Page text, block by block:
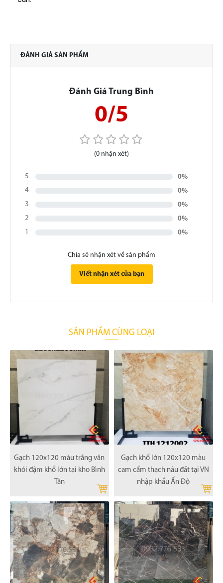
ĐÁNH GIÁ SẢN PHẨM
Đánh Giá Trung Bình
0/5
(0 nhận xét)
5
0%
4
0%
3
0%
2
0%
1
0%
Chia sẻ nhận xét về sản phẩm
Viết nhận xét của bạn
SẢN PHẨM CÙNG LOẠI
Gạch 120x120 màu trắng vân
khói đậm khổ lớn tại kho Bình
Tân
Gạch khổ lớn 120x120 màu
cam cẩm thạch nâu đất tại VN
nhập khẩu Ấn Độ